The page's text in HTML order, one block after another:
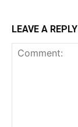
LEAVE A REPLY